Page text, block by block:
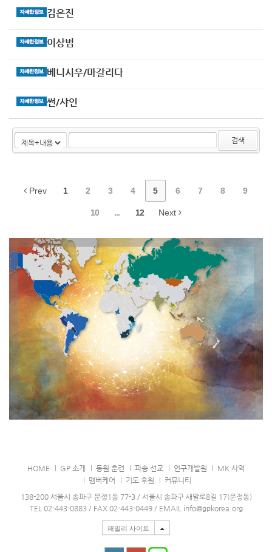
김은진
이상범
베니시우/마갈리다
썬/샤인
검색
Prev 1 2 3 4 5 6 7 8 9
10 ... 12 Next
HOME GP 소개 동원·훈련 파송·선교 연구개발원
MK 사역
멤버케어
기도·후원
커뮤니티
138-200 서울시 송파구 문정1동 77-3 / 서울시 송파구 새말로8길 17(문정동)
TEL 02-443-0883 / FAX 02-443-0449 / EMAIL info@gpkorea.org
패밀리 사이트